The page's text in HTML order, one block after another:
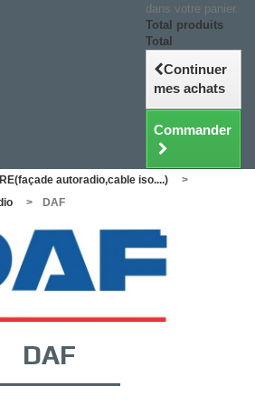
dans votre panier.
Total produits
Total
Continuer
mes achats
Commander
autoradio,cable iso....)
>
> DAF
DAF